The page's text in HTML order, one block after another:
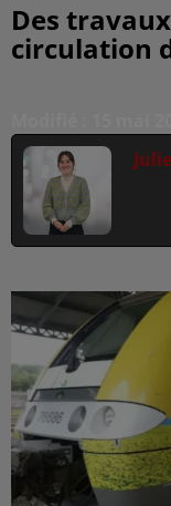
Des
circulation